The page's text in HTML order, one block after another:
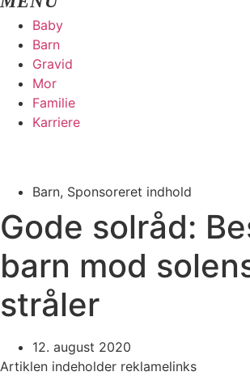
Baby
Barn
Gravid
Mor
Familie
Karriere
Barn, Sponsoreret indhold
Gode solråd:
barn mod
stråler
12. august 2020
Artiklen indeholder reklamelinks